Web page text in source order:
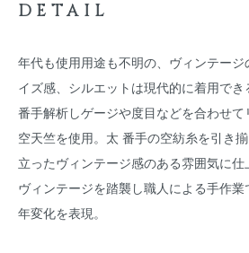
DETAIL
年代も使用用途も不明の、ヴィンテー
イズ感、シルエットは現代的に着用でき
番手解析しゲージや度目などを合わせ
空天竺を使用。太 番手の空紡糸を引き
立ったヴィンテージ感のある雰囲気に仕
ヴィンテージを踏襲し職人による手作
年変化を表現。